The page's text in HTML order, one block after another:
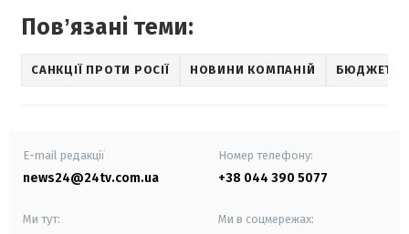
Повʼязані теми:
САНКЦІЇ ПРОТИ РОСІЇ НОВИНИ КОМПАНІЙ БЮДЖЕТ
E-mail редакції
news24@24tv.com.ua
Номер телефону:
+38 044 390 5077
Ми тут: Ми в соцмережах: